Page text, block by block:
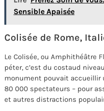
Sensible Apaisée
Colisée de Rome,
Le Colisée, ou Amphithéâtre
péter, c’est du costaud
monument pouvait accueillir
80 000 spectateurs – pour
et autres distractions